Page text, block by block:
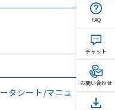
タシート/マニュ
FAQ
チャット
お問い合わせ